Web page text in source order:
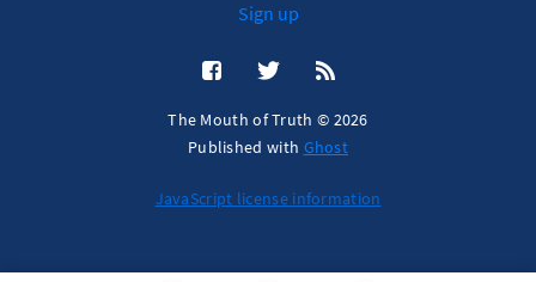
Sign up
The Mouth of Truth © 2026
Published with Ghost
JavaScript license information